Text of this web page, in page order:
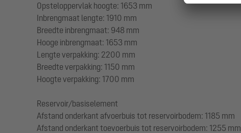
Opsteloppervlak hoogte: 1653 mm
Inbrengmaat lengte: 1910 mm
Breedte inbrengmaat: 948 mm
Hooge inbrengmaat: 1653 mm
Lengte verpakking: 2200 mm
Breedte verpakking: 1150 mm
Hoogte verpakking: 1700 mm
Reservoir/basiselement
Afstand onderkant afvoerbuis tot reservoirbodem: 1185 mm
Afstand onderkant toevoerbuis tot reservoirbodem: 1255 mm